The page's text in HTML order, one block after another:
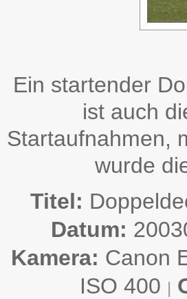
Ein startender
ist auch
Startaufnahmen,
wurde
Titel:
Datum:
Kamera: Canon
ISO 400 |